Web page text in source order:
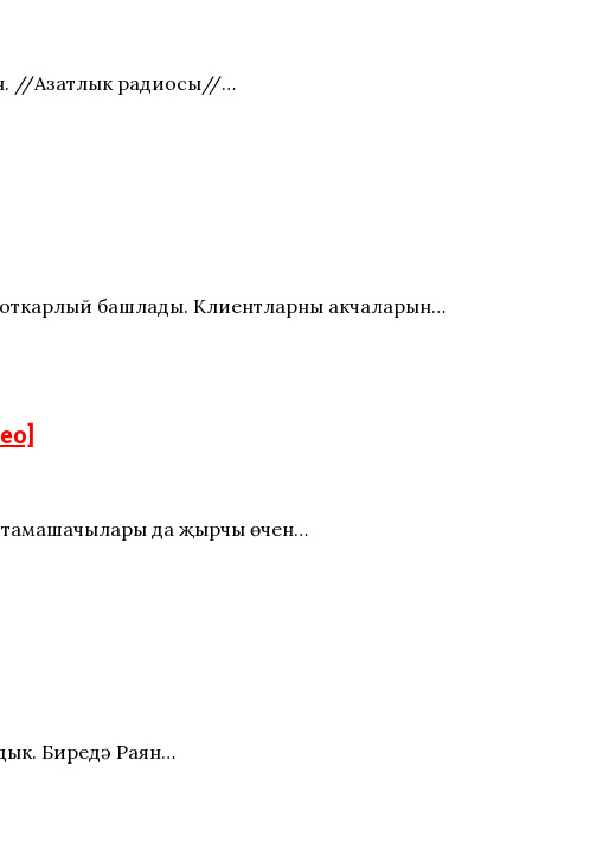
//Азатлык радиосы//…
башлады. Клиентларның акчаларын…
тамашачылары да җырчы өчен…
Биредә Раян…